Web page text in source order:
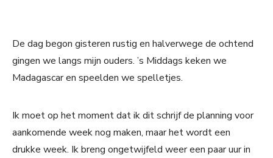
De dag begon gisteren rustig en halverwege de ochtend
gingen we langs mijn ouders. ’s Middags keken we
Madagascar en speelden we spelletjes.
Ik moet op het moment dat ik dit schrijf de planning voor
aankomende week nog maken, maar het wordt een
drukke week. Ik breng ongetwijfeld weer een paar uur in